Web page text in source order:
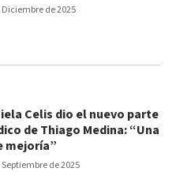
Diciembre de 2025
Septiembre de 2025
Celis dio el nuevo parte
de Thiago Medina: “Una
mejoría”